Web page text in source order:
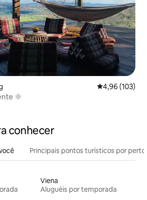
4,96 de uma
4,96 (103)
🌞
conhecer
Principais pontos turísticos por perto
Viena
Aluguéis por temporada